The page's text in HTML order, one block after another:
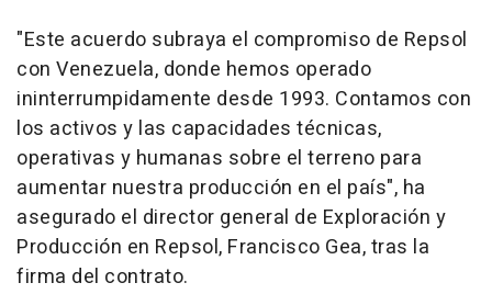
"Este acuerdo subraya el compromiso de Repsol
con Venezuela, donde hemos operado
ininterrumpidamente desde 1993. Contamos con
los activos y las capacidades técnicas,
operativas y humanas sobre el terreno para
aumentar nuestra producción en el país", ha
asegurado el director general de Exploración y
Producción en Repsol, Francisco Gea, tras la
firma del contrato.